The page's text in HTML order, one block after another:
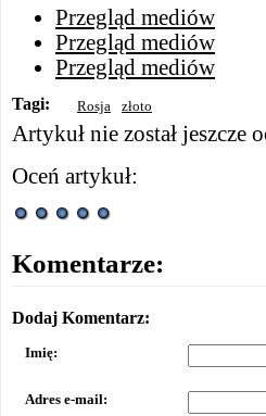
Przegląd mediów
Przegląd mediów
Przegląd mediów
Tagi: Rosja złoto
Artykuł nie został jeszcze
Oceń artykuł:
Komentarze:
Dodaj Komentarz:
Imię:
Adres e-mail: